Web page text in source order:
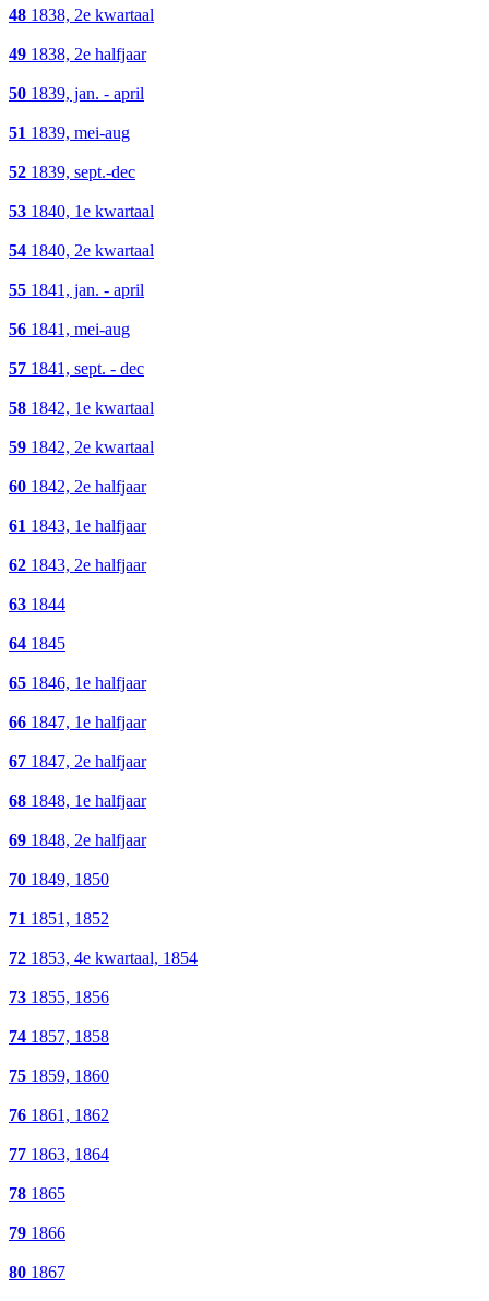
48 1838, 2e kwartaal
49 1838, 2e halfjaar
50 1839, jan. - april
51 1839, mei-aug
52 1839, sept.-dec
53 1840, 1e kwartaal
54 1840, 2e kwartaal
55 1841, jan. - april
56 1841, mei-aug
57 1841, sept. - dec
58 1842, 1e kwartaal
59 1842, 2e kwartaal
60 1842, 2e halfjaar
61 1843, 1e halfjaar
62 1843, 2e halfjaar
63 1844
64 1845
65 1846, 1e halfjaar
66 1847, 1e halfjaar
67 1847, 2e halfjaar
68 1848, 1e halfjaar
69 1848, 2e halfjaar
70 1849, 1850
71 1851, 1852
72 1853, 4e kwartaal, 1854
73 1855, 1856
74 1857, 1858
75 1859, 1860
76 1861, 1862
77 1863, 1864
78 1865
79 1866
80 1867